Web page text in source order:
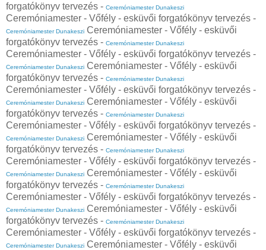
forgatókönyv tervezés - Ceremóniamester Dunakeszi
Ceremóniamester - Vőfély - esküvői forgatókönyv tervezés -
Ceremóniamester Dunakeszi Ceremóniamester - Vőfély - esküvői
forgatókönyv tervezés - Ceremóniamester Dunakeszi
Ceremóniamester - Vőfély - esküvői forgatókönyv tervezés -
Ceremóniamester Dunakeszi Ceremóniamester - Vőfély - esküvői
forgatókönyv tervezés - Ceremóniamester Dunakeszi
Ceremóniamester - Vőfély - esküvői forgatókönyv tervezés -
Ceremóniamester Dunakeszi Ceremóniamester - Vőfély - esküvői
forgatókönyv tervezés - Ceremóniamester Dunakeszi
Ceremóniamester - Vőfély - esküvői forgatókönyv tervezés -
Ceremóniamester Dunakeszi Ceremóniamester - Vőfély - esküvői
forgatókönyv tervezés - Ceremóniamester Dunakeszi
Ceremóniamester - Vőfély - esküvői forgatókönyv tervezés -
Ceremóniamester Dunakeszi Ceremóniamester - Vőfély - esküvői
forgatókönyv tervezés - Ceremóniamester Dunakeszi
Ceremóniamester - Vőfély - esküvői forgatókönyv tervezés -
Ceremóniamester Dunakeszi Ceremóniamester - Vőfély - esküvői
forgatókönyv tervezés - Ceremóniamester Dunakeszi
Ceremóniamester - Vőfély - esküvői forgatókönyv tervezés -
Ceremóniamester Dunakeszi Ceremóniamester - Vőfély - esküvői